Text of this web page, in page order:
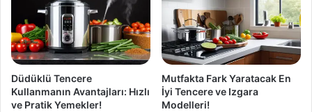
Düdüklü Tencere
Kullanmanın Avantajları: Hızlı
ve Pratik Yemekler!
Mutfakta Fark Yaratacak En
İyi Tencere ve Izgara
Modelleri!